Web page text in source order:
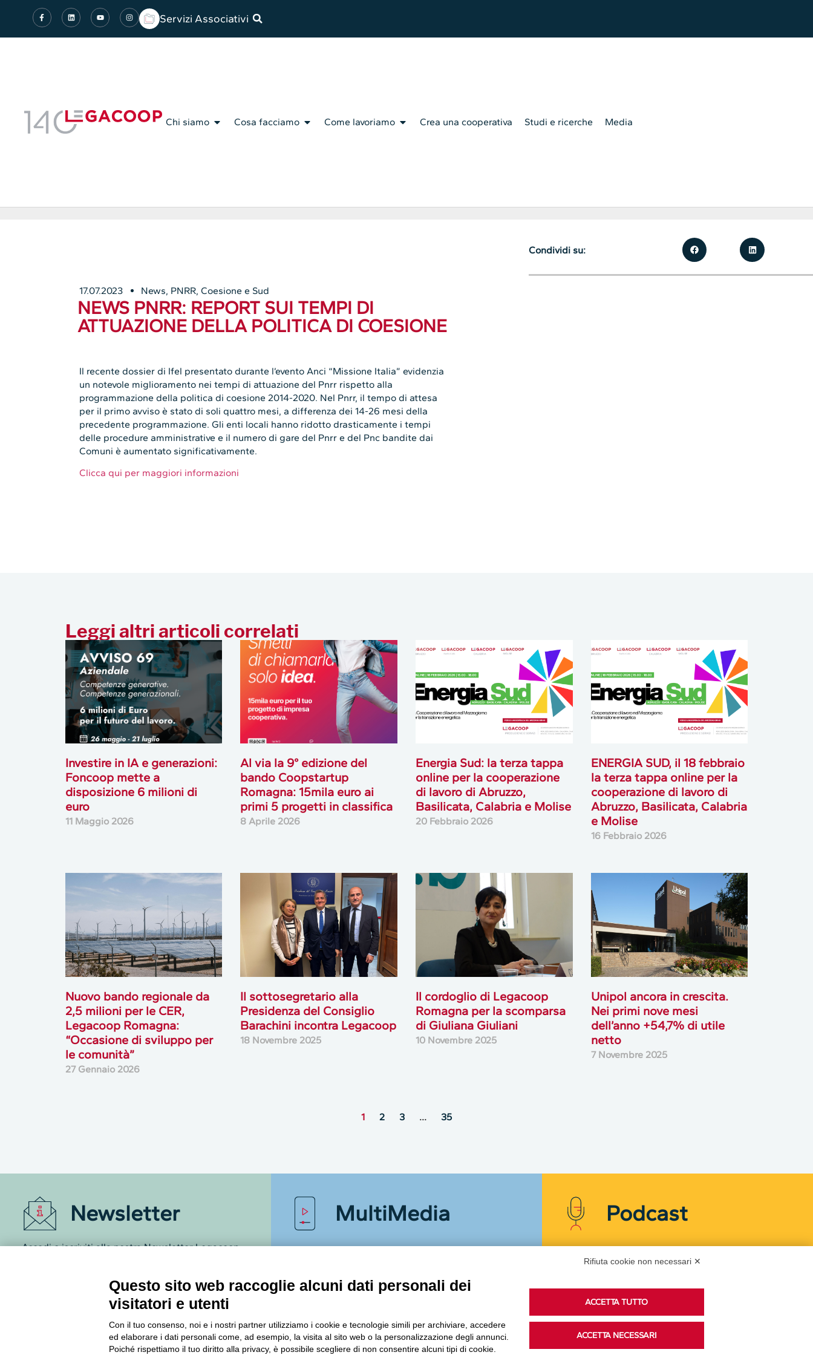
Servizi Associativi
Chi siamo Cosa facciamo Come lavoriamo Crea una cooperativa Studi e ricerche Media
17.07.2023 News, PNRR, Coesione e Sud
NEWS PNRR: REPORT SUI TEMPI DI
ATTUAZIONE DELLA POLITICA DI COESIONE
Il recente dossier di Ifel presentato durante l’evento Anci “Missione Italia” evidenzia
un notevole miglioramento nei tempi di attuazione del Pnrr rispetto alla
programmazione della politica di coesione 2014-2020. Nel Pnrr, il tempo di attesa
per il primo avviso è stato di soli quattro mesi, a differenza dei 14-26 mesi della
precedente programmazione. Gli enti locali hanno ridotto drasticamente i tempi
delle procedure amministrative e il numero di gare del Pnrr e del Pnc bandite dai
Comuni è aumentato significativamente.
Clicca qui per maggiori informazioni
Condividi su:
Leggi altri articoli correlati
Investire in IA e generazioni:
Foncoop mette a
disposizione 6 milioni di
euro
11 Maggio 2026
Al via la 9° edizione del
bando Coopstartup
Romagna: 15mila euro ai
primi 5 progetti in classifica
8 Aprile 2026
Energia Sud: la terza tappa
online per la cooperazione
di lavoro di Abruzzo,
Basilicata, Calabria e Molise
20 Febbraio 2026
ENERGIA SUD, il 18 febbraio
la terza tappa online per la
cooperazione di lavoro di
Abruzzo, Basilicata, Calabria
e Molise
16 Febbraio 2026
Nuovo bando regionale da
2,5 milioni per le CER,
Legacoop Romagna:
“Occasione di sviluppo per
le comunità”
27 Gennaio 2026
Il sottosegretario alla
Presidenza del Consiglio
Barachini incontra Legacoop
18 Novembre 2025
Il cordoglio di Legacoop
Romagna per la scomparsa
di Giuliana Giuliani
10 Novembre 2025
Unipol ancora in crescita.
Nei primi nove mesi
dell’anno +54,7% di utile
netto
7 Novembre 2025
1 2 3 … 35
Newsletter
Accedi o iscriviti alla nostra Newsletter Legacoop
Archivio Newsletter
MultiMedia
Accedi a Youtube
Podcast
Ascolta i podcast di approfondimento di Legacoop
Accedi alla sezione
Rifiuta cookie non necessari ✕
Questo sito web raccoglie alcuni dati personali dei
visitatori e utenti
Con il tuo consenso, noi e i nostri partner utilizziamo i cookie e tecnologie simili per archiviare, accedere
ed elaborare i dati personali come, ad esempio, la visita al sito web o la personalizzazione degli annunci.
Poiché rispettiamo il tuo diritto alla privacy, è possibile scegliere di non consentire alcuni tipi di cookie.
ACCETTA TUTTO
ACCETTA NECESSARI